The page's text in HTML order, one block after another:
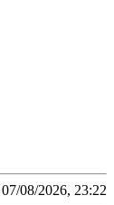
07/08/2026, 23:22